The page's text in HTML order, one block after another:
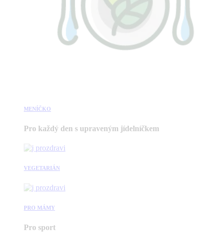
MENÍČKO
Pro každý den s upraveným jídelníčkem
VEGETARIÁN
PRO MÁMY
Pro sport